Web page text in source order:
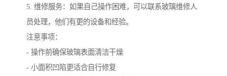
5. 维修服务：如果自己操作困难，可以联系玻璃维修人
员处理，他们有更的设备和经验。
注意事项：
- 操作前确保玻璃表面清洁干燥
- 小面积凹陷更适合自行修复